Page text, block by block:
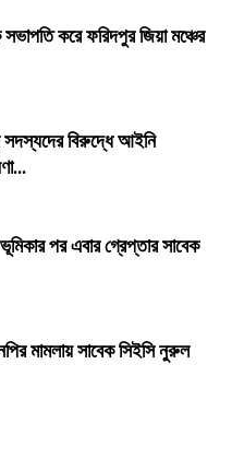
করে ফরিদপুর জিয়া মঞ্চের
সদস্যদের বিরুদ্ধে আইনি
ভূমিকার পর এবার গ্রেপ্তার সাবেক
মামলায় সাবেক সিইসি নুরুল